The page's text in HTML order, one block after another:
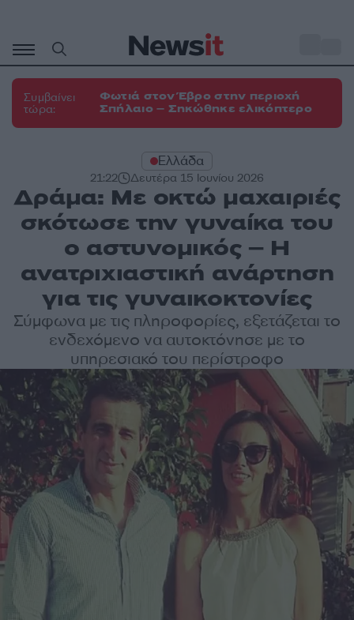
περιεχόμενο
Συμβαίνει
τώρα:
Φωτιά στον Έβρο στην περιοχή
Σπήλαιο – Σηκώθηκε ελικόπτερο
Ελλάδα
21:22 Δευτέρα 15 Ιουνίου 2026
Δράμα: Με οκτώ μαχαιριές
σκότωσε την γυναίκα του
ο αστυνομικός – Η
ανατριχιαστική ανάρτηση
για τις γυναικοκτονίες
Σύμφωνα με τις πληροφορίες, εξετάζεται το
ενδεχόμενο να αυτοκτόνησε με το
υπηρεσιακό του περίστροφο